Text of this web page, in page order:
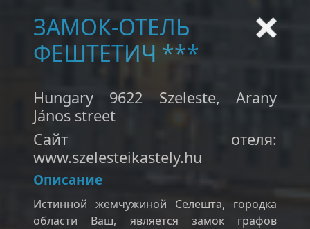
ЗАМОК-ОТЕЛЬ
ФЕШТЕТИЧ ***
Hungary 9622 Szeleste, Arany
János street
Сайт отеля:
www.szelesteikastely.hu
Описание
Истинной жемчужиной Селешта, городка
области Ваш, является замок графов